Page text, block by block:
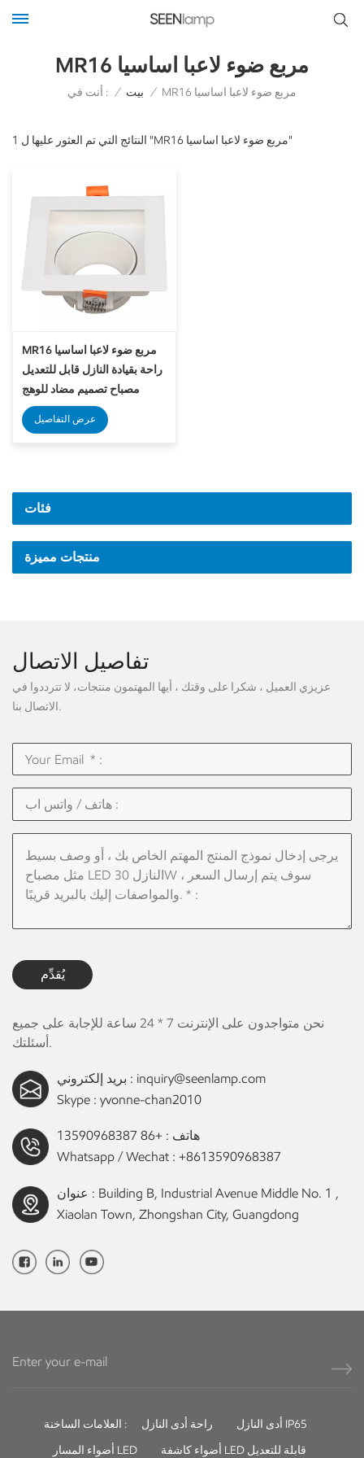
MR16 مربع ضوء لاعبا اساسيا
أنت في : / بيت / MR16 مربع ضوء لاعبا اساسيا
1 النتائج التي تم العثور عليها ل "MR16 مربع ضوء لاعبا اساسيا"
MR16 مربع ضوء لاعبا اساسيا
راحة بقيادة النازل قابل للتعديل
مصباح تصميم مضاد للوهج
عرض التفاصيل
فئات
منتجات مميزة
تفاصيل الاتصال
عزيزي العميل ، شكرا على وقتك ، أيها المهتمون منتجات، لا تترددوا في
الاتصال بنا.
يُقدِّم
نحن متواجدون على الإنترنت 7 * 24 ساعة للإجابة على جميع
أسئلتك.
بريد إلكتروني : inquiry@seenlamp.com
Skype : yvonne-chan2010
هاتف :+86 13590968387
Whatsapp / Wechat : +8613590968387
عنوان : Building B, Industrial Avenue Middle No. 1 ,
Xiaolan Town, Zhongshan City, Guangdong
العلامات الساخنة : راحة أدى النازل
أدى النازل IP65
أضواء المسار LED
أضواء كاشفة LED قابلة للتعديل